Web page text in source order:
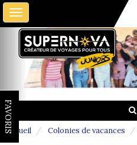
Toggle
navigation
FAVORIS
Accueil Colonies de vacances